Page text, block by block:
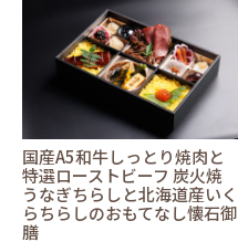
国産A5和牛しっとり焼肉と
特選ローストビーフ 炭火焼
うなぎちらしと北海道産いく
らちらしのおもてなし懐石御
膳